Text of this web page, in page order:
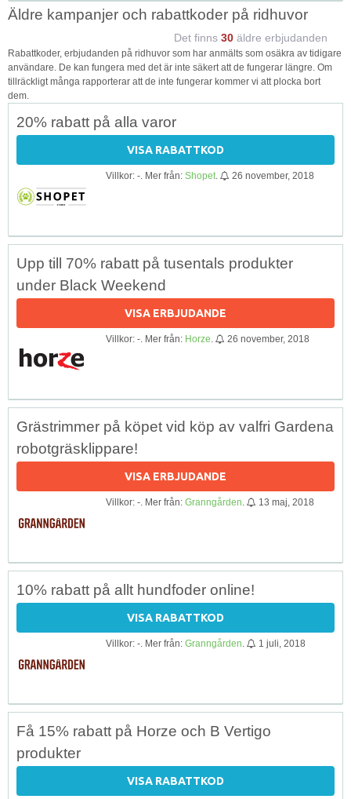
Äldre kampanjer och rabattkoder på ridhuvor
Det finns 30 äldre erbjudanden
Rabattkoder, erbjudanden på ridhuvor som har anmälts som osäkra av tidigare
användare. De kan fungera med det är inte säkert att de fungerar längre. Om
tillräckligt många rapporterar att de inte fungerar kommer vi att plocka bort
dem.
20% rabatt på alla varor
VISA RABATTKOD
Villkor: -. Mer från: Shopet 26 november, 2018
Upp till 70% rabatt på tusentals produkter
under Black Weekend
VISA ERBJUDANDE
Villkor: -. Mer från: Horze 26 november, 2018
Grästrimmer på köpet vid köp av valfri Gardena
robotgräsklippare!
VISA ERBJUDANDE
Villkor: -. Mer från: Granngården 13 maj, 2018
10% rabatt på allt hundfoder online!
VISA RABATTKOD
Villkor: -. Mer från: Granngården 1 juli, 2018
Få 15% rabatt på Horze och B Vertigo
produkter
VISA RABATTKOD